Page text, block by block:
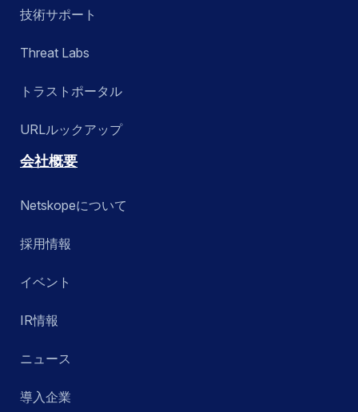
技術サポート
Threat Labs
トラストポータル
URLルックアップ
会社概要
Netskopeについて
採用情報
イベント
IR情報
ニュース
導入企業